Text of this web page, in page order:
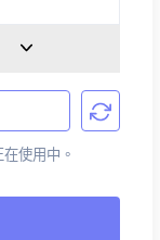
使用中。